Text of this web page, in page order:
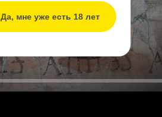
Да, мне уже есть 18 лет